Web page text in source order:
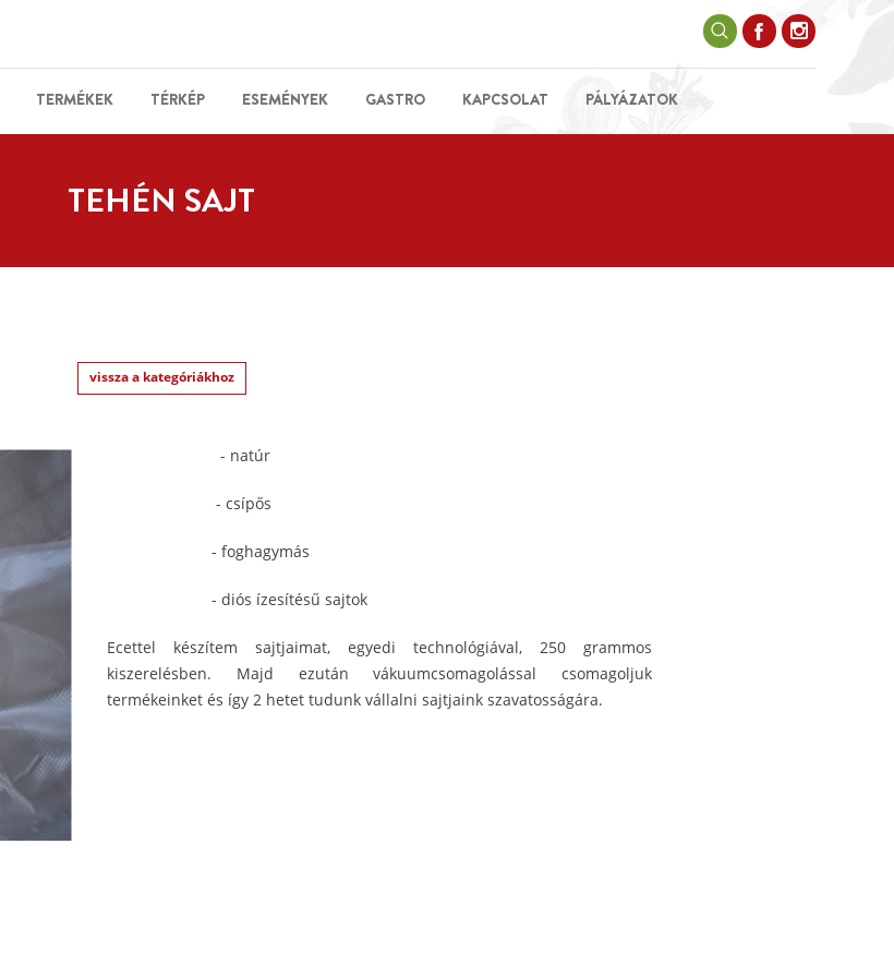
TERMÉKEK TÉRKÉP ESEMÉNYEK GASTRO KAPCSOLAT PÁLYÁZATOK
TEHÉN SAJT
vissza a kategóriákhoz
- natúr
- csípős
- foghagymás
- diós ízesítésű sajtok
Ecettel készítem sajtjaimat, egyedi technológiával, 250 grammos
kiszerelésben. Majd ezután vákuumcsomagolással csomagoljuk
termékeinket és így 2 hetet tudunk vállalni sajtjaink szavatosságára.